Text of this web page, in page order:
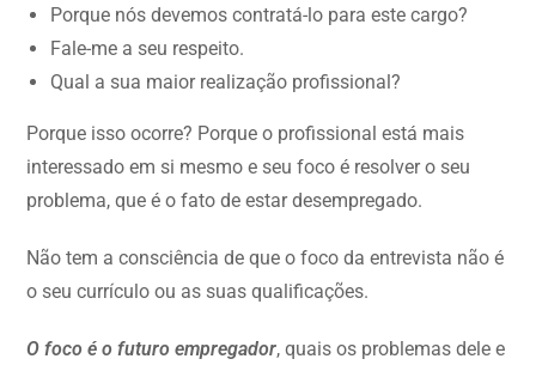
Porque nós devemos contratá-lo para este cargo?
Fale-me a seu respeito.
Qual a sua maior realização profissional?
Porque isso ocorre? Porque o profissional está mais
interessado em si mesmo e seu foco é resolver o seu
problema, que é o fato de estar desempregado.
Não tem a consciência de que o foco da entrevista não é
o seu currículo ou as suas qualificações.
O foco é o futuro empregador, quais os problemas dele e